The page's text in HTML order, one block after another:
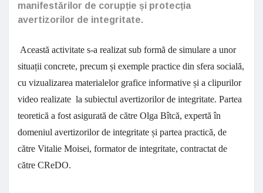
manifestărilor de corupție și protecția
avertizorilor de integritate.
Această activitate s-a realizat sub formă de simulare a unor
situații concrete, precum și exemple practice din sfera socială,
cu vizualizarea materialelor grafice informative și a clipurilor
video realizate la subiectul avertizorilor de integritate. Partea
teoretică a fost asigurată de către Olga Bîtcă, expertă în
domeniul avertizorilor de integritate și partea practică, de
către Vitalie Moisei, formator de integritate, contractat de
către CReDO.